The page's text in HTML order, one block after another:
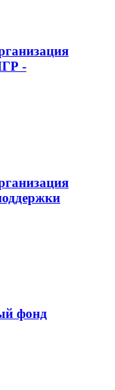
-
фонд